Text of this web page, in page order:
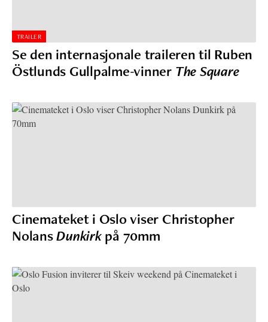
TRAILER
Se den internasjonale traileren til Ruben
Östlunds Gullpalme-vinner The Square
Cinemateket i Oslo viser Christopher
NolansDunkirkpå 70mm